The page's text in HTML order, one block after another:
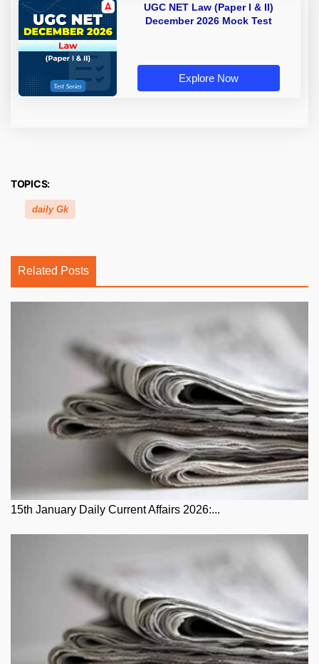
UGC NET Law (Paper I & II)
December 2026 Mock Test
Explore Now
TOPICS:
daily Gk
Related Posts
15th January Daily Current Affairs 2026:...